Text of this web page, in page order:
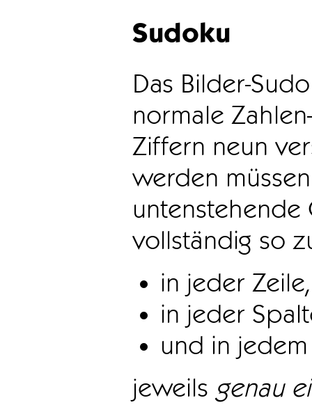
Sudoku
Das Bilder-
normale
Ziffern neun
werden
vollständig so
in jeder Zeile,
in jeder
und in
jeweils genau